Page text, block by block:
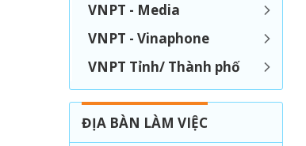
VNPT - Media
VNPT - Vinaphone
VNPT Tỉnh/ Thành phố
ĐỊA BÀN LÀM VIỆC